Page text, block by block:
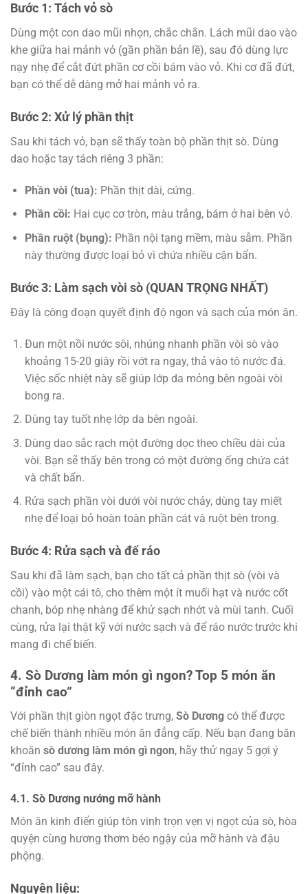
Bước 1: Tách vỏ sò
Dùng một con dao mũi nhọn, chắc chắn. Lách mũi dao vào
khe giữa hai mảnh vỏ (gần phần bản lề), sau đó dùng lực
nạy nhẹ để cắt đứt phần cơ cồi bám vào vỏ. Khi cơ đã đứt,
bạn có thể dễ dàng mở hai mảnh vỏ ra.
Bước 2: Xử lý phần thịt
Sau khi tách vỏ, bạn sẽ thấy toàn bộ phần thịt sò. Dùng
dao hoặc tay tách riêng 3 phần:
Phần vòi (tua): Phần thịt dài, cứng.
Phần cồi: Hai cục cơ tròn, màu trắng, bám ở hai bên vỏ.
Phần ruột (bụng): Phần nội tạng mềm, màu sẫm. Phần
này thường được loại bỏ vì chứa nhiều cặn bẩn.
Bước 3: Làm sạch vòi sò (QUAN TRỌNG NHẤT)
Đây là công đoạn quyết định độ ngon và sạch của món ăn.
Đun một nồi nước sôi, nhúng nhanh phần vòi sò vào
khoảng 15-20 giây rồi vớt ra ngay, thả vào tô nước đá.
Việc sốc nhiệt này sẽ giúp lớp da mỏng bên ngoài vòi
bong ra.
Dùng tay tuốt nhẹ lớp da bên ngoài.
Dùng dao sắc rạch một đường dọc theo chiều dài của
vòi. Bạn sẽ thấy bên trong có một đường ống chứa cát
và chất bẩn.
Rửa sạch phần vòi dưới vòi nước chảy, dùng tay miết
nhẹ để loại bỏ hoàn toàn phần cát và ruột bên trong.
Bước 4: Rửa sạch và để ráo
Sau khi đã làm sạch, bạn cho tất cả phần thịt sò (vòi và
cồi) vào một cái tô, cho thêm một ít muối hạt và nước cốt
chanh, bóp nhẹ nhàng để khử sạch nhớt và mùi tanh. Cuối
cùng, rửa lại thật kỹ với nước sạch và để ráo nước trước khi
mang đi chế biến.
4. Sò Dương làm món gì ngon? Top 5 món ăn
“đỉnh cao”
Với phần thịt giòn ngọt đặc trưng, Sò Dương có thể được
chế biến thành nhiều món ăn đẳng cấp. Nếu bạn đang băn
khoăn sò dương làm món gì ngon, hãy thử ngay 5 gợi ý
“đỉnh cao” sau đây.
4.1. Sò Dương nướng mỡ hành
Món ăn kinh điển giúp tôn vinh trọn vẹn vị ngọt của sò, hòa
quyện cùng hương thơm béo ngậy của mỡ hành và đậu
phộng.
Nguyên liệu: